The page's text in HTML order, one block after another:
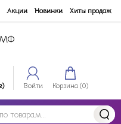
Акции Новинки Хиты продаж
Войти Корзина (0)